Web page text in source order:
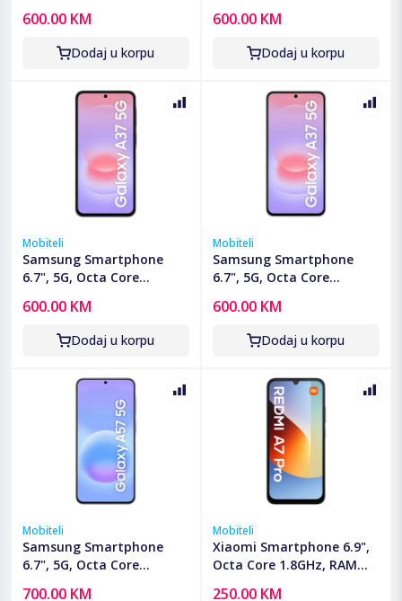
50Mpixel - Galaxy A37 5G
6GB/128GB Charcoal
600.00 KM
Dodaj u korpu
50Mpixel - Galaxy A37 5G
6GB/128GB Lavender
600.00 KM
Dodaj u korpu
Mobiteli
Samsung Smartphone
6.7", 5G, Octa Core
50Mpixel - Galaxy A37 5G
6GB/128GB Green
600.00 KM
Dodaj u korpu
Mobiteli
Samsung Smartphone
6.7", 5G, Octa Core
50Mpixel - Galaxy A37 5G
6GB/128GB White
600.00 KM
Dodaj u korpu
Mobiteli
Samsung Smartphone
6.7", 5G, Octa Core
700.00 KM
Mobiteli
Xiaomi Smartphone 6.9",
Octa Core 1.8GHz, RAM
250.00 KM